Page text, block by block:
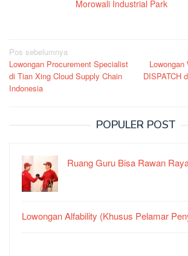
Morowali Industrial Park
Navigasi
pos
Pos sebelumnya
Lowongan Procurement Specialist
di Tian Xing Cloud Supply Chain
Indonesia
DISPATCH
POPULER POST
Ruang Guru Bisa Rawan
Lowongan Alfability (Khusus Pelamar